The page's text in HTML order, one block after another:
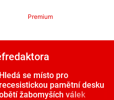
Premium
Hledá se místo pro
recesistickou pamětní desku
žabomyších válek